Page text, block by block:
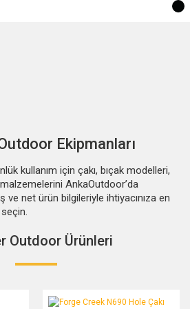
Ekipmanları
kullanım için çakı, bıçak modelleri,
AnkaOutdoor’da
ve net ürün bilgileriyle ihtiyacınıza en
Outdoor Ürünleri
Forge Creek N690 Hole Çakı